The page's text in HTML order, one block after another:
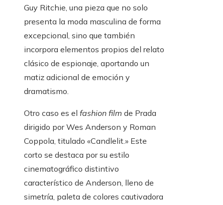
Guy Ritchie, una pieza que no solo
presenta la moda masculina de forma
excepcional, sino que también
incorpora elementos propios del relato
clásico de espionaje, aportando un
matiz adicional de emoción y
dramatismo.
Otro caso es el fashion film de Prada
dirigido por Wes Anderson y Roman
Coppola, titulado «Candlelit.» Este
corto se destaca por su estilo
cinematográfico distintivo
característico de Anderson, lleno de
simetría, paleta de colores cautivadora